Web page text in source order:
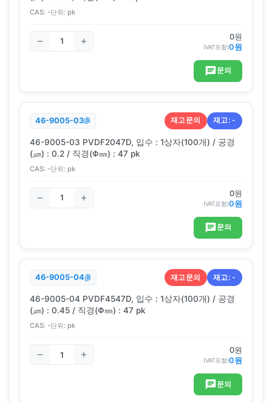
CAS: -단위: pk
0원
(VAT포함)0원
문의
46-9005-03 재고문의 재고:-
46-9005-03 PVDF2047D, 입수 : 1상자(100개) / 공경
(㎛) : 0.2 / 직경(Φ㎜) : 47 pk
CAS: -단위: pk
0원
(VAT포함)0원
문의
46-9005-04 재고문의 재고:-
46-9005-04 PVDF4547D, 입수 : 1상자(100개) / 공경
(㎛) : 0.45 / 직경(Φ㎜) : 47 pk
CAS: -단위: pk
0원
(VAT포함)0원
문의